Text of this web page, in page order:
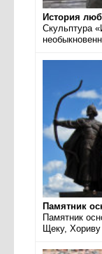
История
Скульптура
Памятник
Памятник
Щеку, Хориву